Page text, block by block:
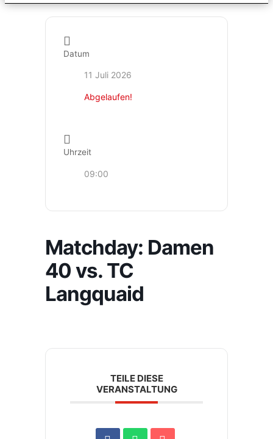
Datum
11 Juli 2026
Abgelaufen!
Uhrzeit
09:00
Matchday: Damen
40 vs. TC
Langquaid
TEILE DIESE
VERANSTALTUNG